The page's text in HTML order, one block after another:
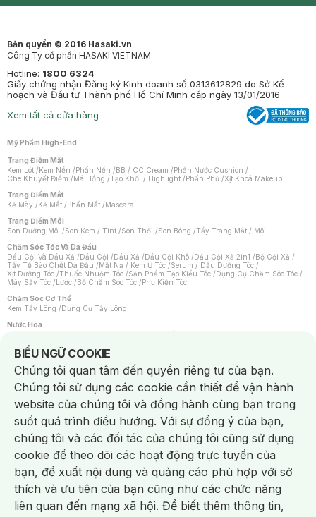
Bản quyền © 2016 Hasaki.vn
Công Ty cổ phần HASAKI VIETNAM
Hotline: 1800 6324
Giấy chứng nhận Đăng ký Kinh doanh số 0313612829 do Sở Kế
hoạch và Đầu tư Thành phố Hồ Chí Minh cấp ngày 13/01/2016
Xem tất cả cửa hàng
Mỹ Phẩm High-End
Trang Điểm Mặt
Kem Lót /Kem Nền /Phấn Nền /BB / CC Cream /Phấn Nước Cushion /
Che Khuyết Điểm /Má Hồng /Tạo Khối / Highlight /Phấn Phủ /Xịt Khoá Makeup
Trang Điểm Mắt
Kẻ Mày /Kẻ Mắt /Phấn Mắt /Mascara
Trang Điểm Môi
Son Dưỡng Môi /Son Kem / Tint /Son Thỏi /Son Bóng /Tẩy Trang Mắt / Môi
Chăm Sóc Tóc Và Da Đầu
Dầu Gội Và Dầu Xả /Dầu Gội /Dầu Xả /Dầu Gội Khô /Dầu Gội Xả 2in1 /Bộ Gội Xả /
Tẩy Tế Bào Chết Da Đầu /Mặt Nạ / Kem Ủ Tóc /Serum / Dầu Dưỡng Tóc /
Xịt Dưỡng Tóc /Thuốc Nhuộm Tóc /Sản Phẩm Tạo Kiểu Tóc /Dụng Cụ Chăm Sóc Tóc /
Máy Sấy Tóc /Lược /Bộ Chăm Sóc Tóc /Phụ Kiện Tóc
Chăm Sóc Cơ Thể
Kem Tẩy Lông /Dụng Cụ Tẩy Lông
Nước Hoa
Nước Hoa Nữ
Chăm Sóc Cá Nhân
Chống Muỗi /Khẩu Trang /Máy Massage/Mặt Nạ Xông Hơi /Nước Rửa Tay/
Sản Phẩm Chăm Sóc Khác /Bàn Chải Đánh Răng /Bàn Chải Điện/
Hỗ Trợ Trắng Răng/Kem Đánh Răng /Máy Tăm Nước/ Nước Súc Miệng/
Tăm / Chỉ Nha Khoa/ Xịt Thơm Miệng / Dung Dịch Vệ Sinh/Dưỡng Vùng Kín/
Khăn Ướt Vệ Sinh Vùng Kín/Băng Vệ Sinh/Tampon/Bọt Cạo Râu /Dao Cạo Râu/
Máy Cạo Râu
Vấn Đề Về Da
Da Dầu / Lỗ Chân Lông To/ Da Khô / Mất Nước/ Da Lão Hóa/ Da Mụn/
Da Nhạy Cảm / Kích Ứng
Da Xỉn Màu Thâm / Nám / Tàn Nhang
Quầng Thâm & Bọng Mắt /Sẹo /Viêm Da Cơ Địa
Dụng Cụ / Phụ Kiện Chăm Sóc Da
Bông Tẩy Trang
Khăn Lau Mặt Khô Dụng Cụ / Máy Rửa Mặt Máy Chăm Sóc Da
Dụng Cụ Chăm Sóc Khác
BIỂU NGỮ COOKIE
Notice about cookies usage
Chúng tôi quan tâm đến quyền riêng tư của bạn.
Chúng tôi sử dụng các cookie cần thiết để vận hành
website của chúng tôi và đồng hành cùng bạn trong
suốt quá trình điều hướng. Với sự đồng ý của bạn,
chúng tôi và các đối tác của chúng tôi cũng sử dụng
cookie để theo dõi các hoạt động trực tuyến của
bạn, đề xuất nội dung và quảng cáo phù hợp với sở
thích và ưu tiên của bạn cũng như các chức năng
liên quan đến mạng xã hội. Để biết thêm thông tin,